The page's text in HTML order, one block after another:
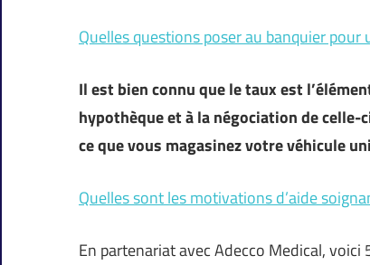
Quelles questions poser au banquier pour
Il est bien connu que le taux est
hypothèque et à la négociation de
ce que vous magasinez votre véhicule
Quelles sont les motivations d’aide
En partenariat avec Adecco Medical,